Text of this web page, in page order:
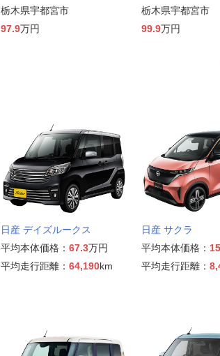
栃木県宇都宮市
97.9万円
栃木県宇都宮市
99.9万円
日産 デイズルークス
平均本体価格： 67.3万円
平均走行距離： 64,190km
日産 サクラ
平均本体価格：
平均走行距離：